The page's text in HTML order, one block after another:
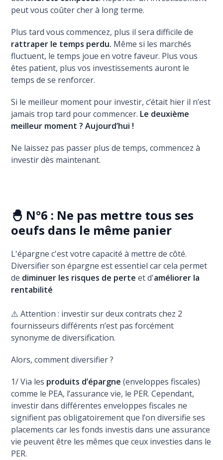
peut vous coûter cher à long terme.
Plus tard vous commencez, plus il sera difficile de
rattraper le temps perdu. Même si les marchés
fluctuent, le temps joue en votre faveur. Plus vous
êtes patient, plus vos investissements auront le
temps de se renforcer.
Si le meilleur moment pour investir, c’était hier il n’est
jamais trop tard pour commencer. Le deuxième
meilleur moment ? Aujourd’hui !
Ne laissez pas passer plus de temps, commencez à
investir dès maintenant.
🐣 N°6 : Ne pas mettre tous ses
oeufs dans le même panier
L'épargne c'est votre capacité à mettre de côté.
Diversifier son épargne est essentiel car cela permet
de diminuer les risques de perte et d'améliorer la
rentabilité
⚠️ Attention : investir sur deux contrats chez 2
fournisseurs différents n’est pas forcément
synonyme de diversification.
Alors, comment diversifier ?
1/ Via les produits d’épargne (enveloppes fiscales)
comme le PEA, l’assurance vie, le PER. Cependant,
investir dans différentes enveloppes fiscales ne
signifient pas obligatoirement que l’on diversifie ses
placements car les fonds investis dans une assurance
vie peuvent être les mêmes que ceux investies dans le
PER.